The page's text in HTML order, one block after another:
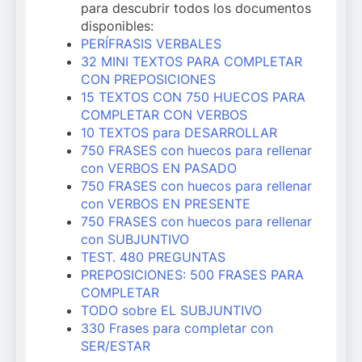
para descubrir todos los documentos
disponibles:
PERÍFRASIS VERBALES
32 MINI TEXTOS PARA COMPLETAR
CON PREPOSICIONES
15 TEXTOS CON 750 HUECOS PARA
COMPLETAR CON VERBOS
10 TEXTOS para DESARROLLAR
750 FRASES con huecos para rellenar
con VERBOS EN PASADO
750 FRASES con huecos para rellenar
con VERBOS EN PRESENTE
750 FRASES con huecos para rellenar
con SUBJUNTIVO
TEST. 480 PREGUNTAS
PREPOSICIONES: 500 FRASES PARA
COMPLETAR
TODO sobre EL SUBJUNTIVO
330 Frases para completar con
SER/ESTAR